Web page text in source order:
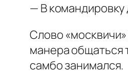
— В командировку
Слово
манера общаться
самбо занимался.